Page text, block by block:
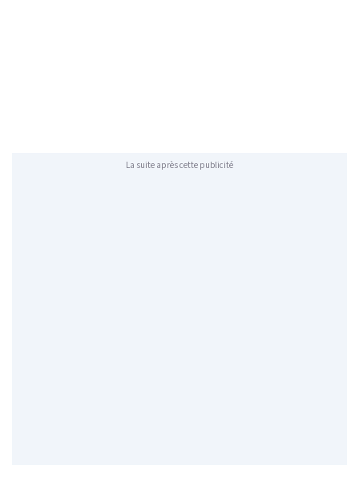
La suite après cette publicité